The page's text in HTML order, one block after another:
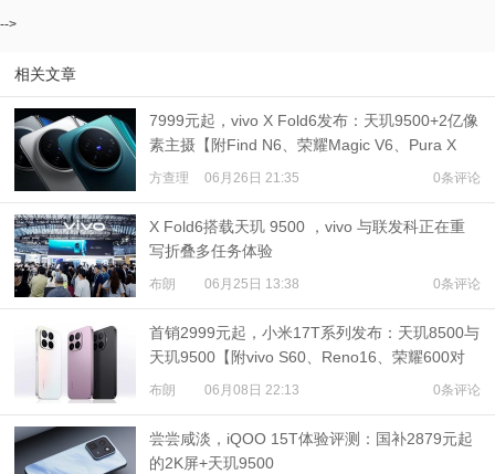
-->
相关文章
7999元起，vivo X Fold6发布：天玑9500+2亿像
素主摄【附Find N6、荣耀Magic V6、Pura X
Max多机对比】
方查理 06月26日 21:35 0条评论
X Fold6搭载天玑 9500 ，vivo 与联发科正在重
写折叠多任务体验
布朗 06月25日 13:38 0条评论
首销2999元起，小米17T系列发布：天玑8500与
天玑9500【附vivo S60、Reno16、荣耀600对
比】
布朗 06月08日 22:13 0条评论
尝尝咸淡，iQOO 15T体验评测：国补2879元起
的2K屏+天玑9500